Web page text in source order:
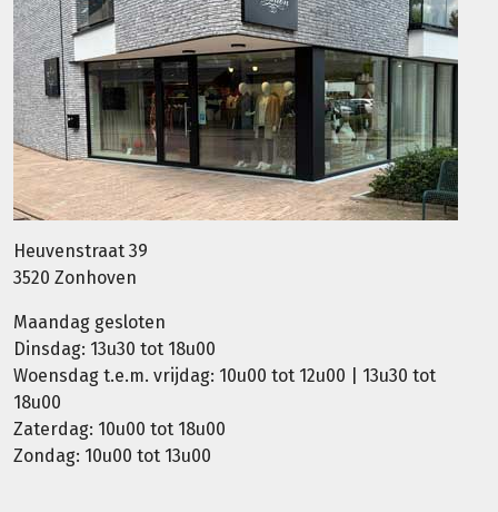
Heuvenstraat 39
3520 Zonhoven
Maandag gesloten
Dinsdag: 13u30 tot 18u00
Woensdag t.e.m. vrijdag: 10u00 tot 12u00 | 13u30 tot
18u00
Zaterdag: 10u00 tot 18u00
Zondag: 10u00 tot 13u00